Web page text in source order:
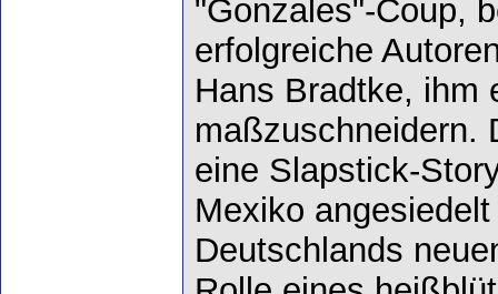
"Gonzales"-Coup,
erfolgreiche
Hans Bradtke, ihm
maßzuschneidern.
eine Slapstick-
Mexiko
Deutschlands